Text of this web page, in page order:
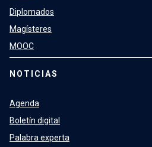
Diplomados
Magísteres
MOOC
NOTICIAS
Agenda
Boletín digital
Palabra experta